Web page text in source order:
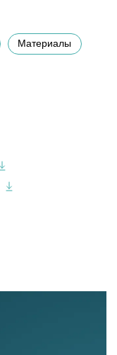
Материалы